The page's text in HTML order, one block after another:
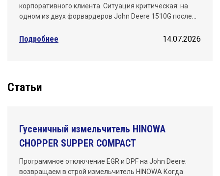
корпоративного клиента. Ситуация критическая: на
одном из двух форвардеров John Deere 1510G после…
Подробнее 14.07.2026
Статьи
Гусеничный измельчитель HINOWA
CHOPPER SUPPER COMPACT
Программное отключение EGR и DPF на John Deere:
возвращаем в строй измельчитель HINOWA Когда